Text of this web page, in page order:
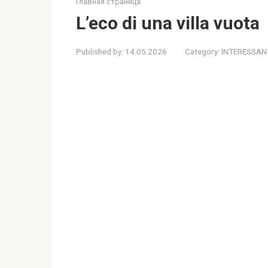
L’eco di una villa vuota
Published by: 14.05.2026 Category: